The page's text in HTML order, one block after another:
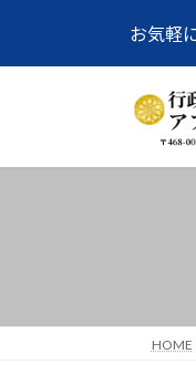
テ
ス
ゲ
ン
お気軽
HOME